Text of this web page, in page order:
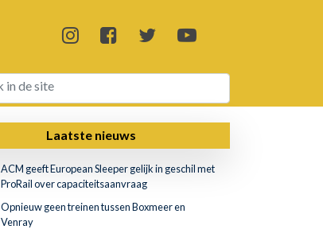
Laatste nieuws
ACM geeft European Sleeper gelijk in geschil met
ProRail over capaciteitsaanvraag
Opnieuw geen treinen tussen Boxmeer en
Venray